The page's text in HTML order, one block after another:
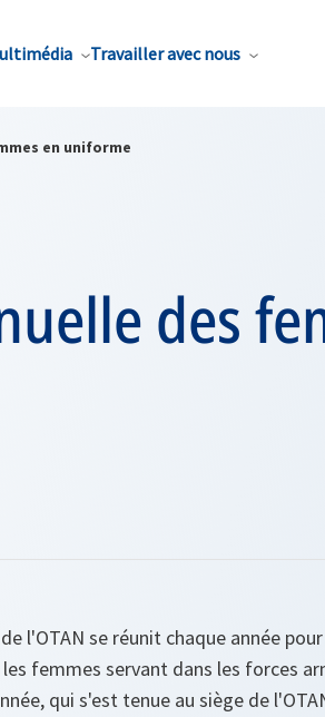
Travailler avec nous
en uniforme
des
l'OTAN se réunit chaque année
femmes servant dans les forces
qui s'est tenue au siège de